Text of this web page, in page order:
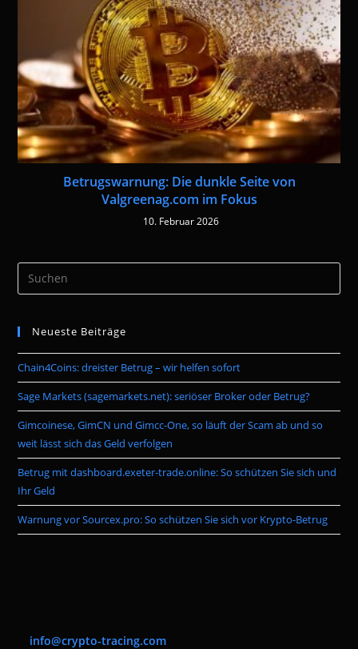
Betrugswarnung: Die dunkle Seite von
Valgreenag.com im Fokus
10. Februar 2026
the
Neueste Beiträge
Chain4Coins: dreister Betrug – wir helfen sofort
Sage Markets (sagemarkets.net): seriöser Broker oder Betrug?
Gimcoinese, GimCN und Gimcc-One, so läuft der Scam ab und so
weit lässt sich das Geld verfolgen
Betrug mit dashboard.exeter-trade.online: So schützen Sie sich und
Ihr Geld
Warnung vor Sourcex.pro: So schützen Sie sich vor Krypto-Betrug
info@crypto-tracing.com